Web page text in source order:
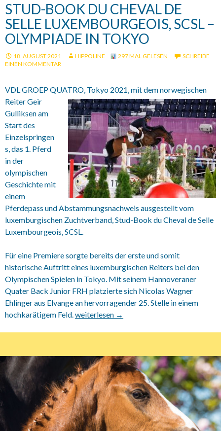
STUD-BOOK DU CHEVAL DE
SELLE LUXEMBOURGEOIS, SCSL –
OLYMPIADE IN TOKYO
18. AUGUST 2021 HIPPOLINE 297 MAL GELESEN
SCHREIBE
EINEN KOMMENTAR
VDL GROEP QUATRO, Tokyo 2021, mit dem norwegischen
ReiterGeir
Gulliksen am
Start des
Einzelspringen
s, das 1. Pferd
in der
olympischen
Geschichte mit
einem
Pferdepass und Abstammungsnachweis ausgestellt vom
luxemburgischen Zuchtverband, Stud-Book du Cheval de Selle
Luxembourgeois, SCSL.
Für eine Premiere sorgte bereits der erste und somit
historische Auftritt eines luxemburgischen Reiters bei den
Olympischen Spielen in Tokyo. Mit seinem Hannoveraner
Quater Back Junior FRH platzierte sich Nicolas Wagner
Ehlinger aus Elvange an hervorragender 25. Stelle in einem
hochkarätigem Feld.Stud-Book du Cheval de Selle
weiterlesen →